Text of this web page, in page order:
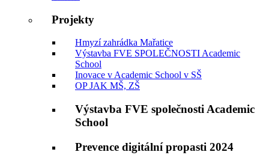
Projekty
Hmyzí zahrádka Mařatice
Výstavba FVE SPOLEČNOSTI Academic
School
Inovace v Academic School v SŠ
OP JAK MŠ, ZŠ
Výstavba FVE společnosti Academic
School
Prevence digitální propasti 2024